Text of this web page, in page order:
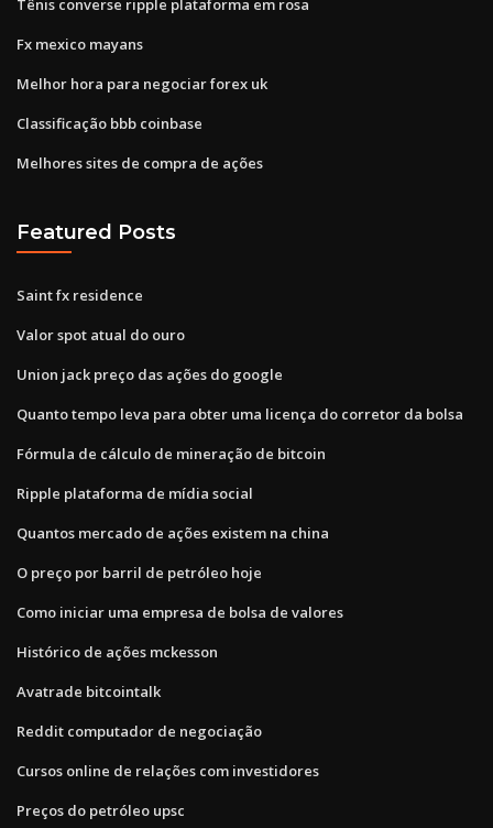
Tênis converse ripple plataforma em rosa
Fx mexico mayans
Melhor hora para negociar forex uk
Classificação bbb coinbase
Melhores sites de compra de ações
Featured Posts
Saint fx residence
Valor spot atual do ouro
Union jack preço das ações do google
Quanto tempo leva para obter uma licença do corretor da bolsa
Fórmula de cálculo de mineração de bitcoin
Ripple plataforma de mídia social
Quantos mercado de ações existem na china
O preço por barril de petróleo hoje
Como iniciar uma empresa de bolsa de valores
Histórico de ações mckesson
Avatrade bitcointalk
Reddit computador de negociação
Cursos online de relações com investidores
Preços do petróleo upsc